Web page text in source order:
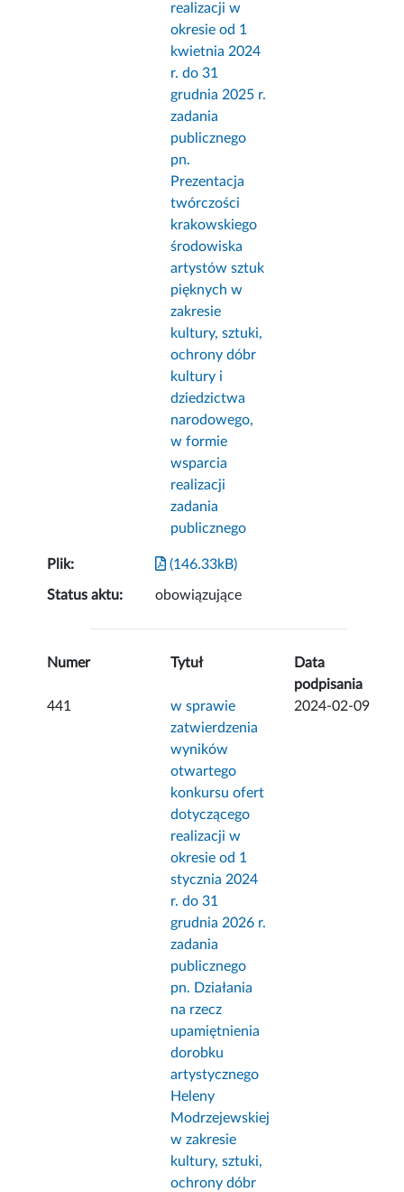
realizacji w
okresie od 1
kwietnia 2024
r. do 31
grudnia 2025 r.
zadania
publicznego
pn.
Prezentacja
twórczości
krakowskiego
środowiska
artystów sztuk
pięknych w
zakresie
kultury, sztuki,
ochrony dóbr
kultury i
dziedzictwa
narodowego,
w formie
wsparcia
realizacji
zadania
publicznego
Plik: (146.33kB)
Status aktu: obowiązujące
Numer Tytuł
Data
podpisania
441
w sprawie
zatwierdzenia
wyników
otwartego
konkursu ofert
dotyczącego
realizacji w
okresie od 1
stycznia 2024
r. do 31
grudnia 2026 r.
zadania
publicznego
pn. Działania
na rzecz
upamiętnienia
dorobku
artystycznego
Heleny
Modrzejewskiej
w zakresie
kultury, sztuki,
ochrony dóbr
2024-02-09